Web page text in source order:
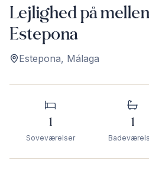
Lejlighed på
Estepona
Estepona, Málaga
1
Soveværelser
1